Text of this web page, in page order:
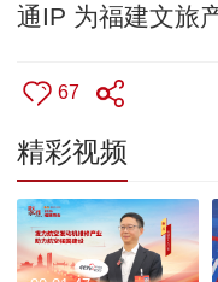
通IP 为福建文旅
67
精彩视频